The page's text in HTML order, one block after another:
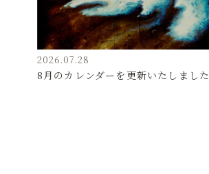
2026.07.28
8月のカレンダーを更新いたしました